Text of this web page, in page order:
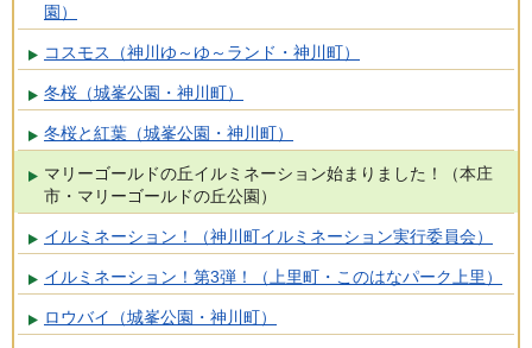
園）
コスモス（神川ゆ～ゆ～ランド・神川町）
冬桜（城峯公園・神川町）
冬桜と紅葉（城峯公園・神川町）
マリーゴールドの丘イルミネーション始まりました！（本庄
市・マリーゴールドの丘公園）
イルミネーション！（神川町イルミネーション実行委員会）
イルミネーション！第3弾！（上里町・このはなパーク上里）
ロウバイ（城峯公園・神川町）